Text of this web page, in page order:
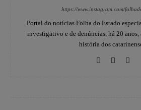
https://www.instagram.com/
Portal do notícias Folha do Estado
investigativo e de denúncias, há 20 anos,
história dos